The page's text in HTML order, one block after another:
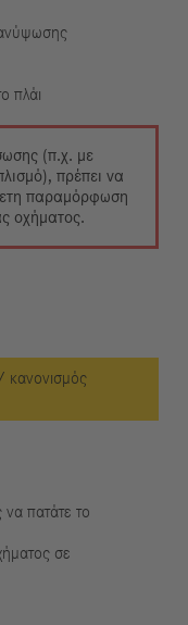
πλάι
(π.χ. με
πρέπει να
παραμόρφωση
οχήματος.
κανονισμός
να πατάτε το
σε